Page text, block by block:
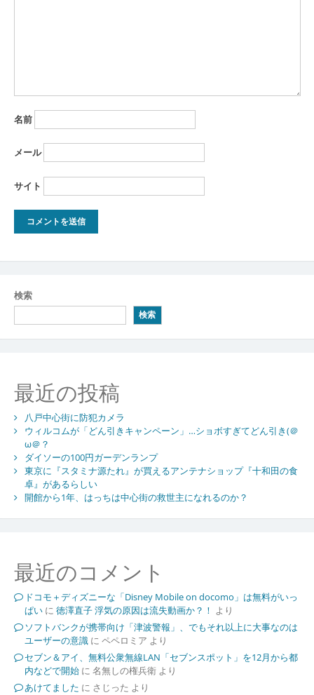
名前
メール
サイト
検索
検索
最近の投稿
八戸中心街に防犯カメラ
ウィルコムが「どん引きキャンペーン」…ショボすぎてどん引き(＠
ω＠？
ダイソーの100円ガーデンランプ
東京に『スタミナ源たれ』が買えるアンテナショップ『十和田の食
卓』があるらしい
開館から1年、はっちは中心街の救世主になれるのか？
最近のコメント
ドコモ＋ディズニーな「Disney Mobile on docomo」は無料がいっ
ぱいに 徳澤直子 浮気の原因は流失動画か？！ より
ソフトバンクが携帯向け「津波警報」、でもそれ以上に大事なのは
ユーザーの意識に ペペロミア より
セブン＆アイ、無料公衆無線LAN「セブンスポット」を12月から都
内などで開始に 名無しの権兵衛より
あけてました に さじった より